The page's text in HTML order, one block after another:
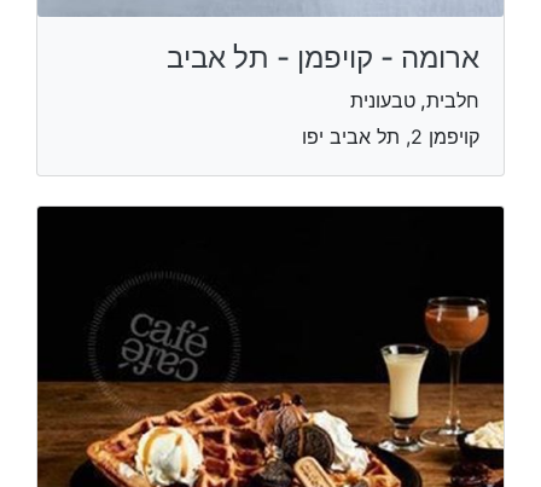
ארומה - קויפמן - תל אביב
חלבית, טבעונית
קויפמן 2, תל אביב יפו